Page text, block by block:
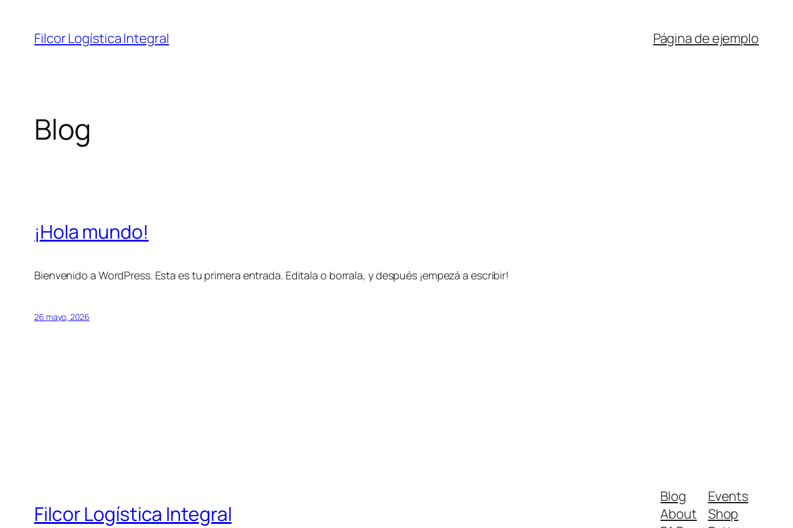
contenido
Filcor Logística Integral Página de ejemplo
Blog
¡Hola mundo!
Bienvenido a WordPress. Esta es tu primera entrada. Editala o borrala, y después ¡empezá a escribir!
26 mayo, 2026
Filcor Logística Integral
Blog
About
Events
Shop